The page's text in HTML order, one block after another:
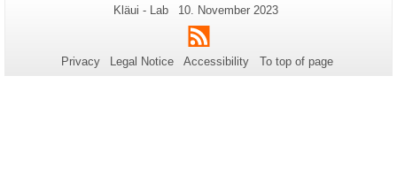
Additional
information
about
this
Page-
Kläui - Lab
Last
Update:
10. November 2023
RSS
Privacy Legal Notice Accessibility To top of page